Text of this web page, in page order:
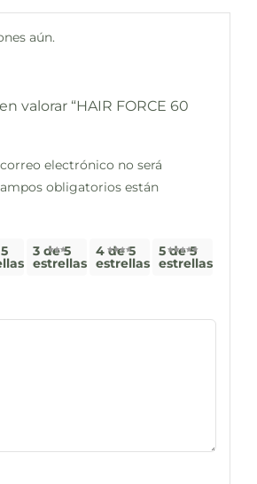
aún.
valorar “HAIR FORCE 60
electrónico no será
obligatorios están
3 de 5
estrellas
4 de 5
estrellas
5 de 5
estrellas